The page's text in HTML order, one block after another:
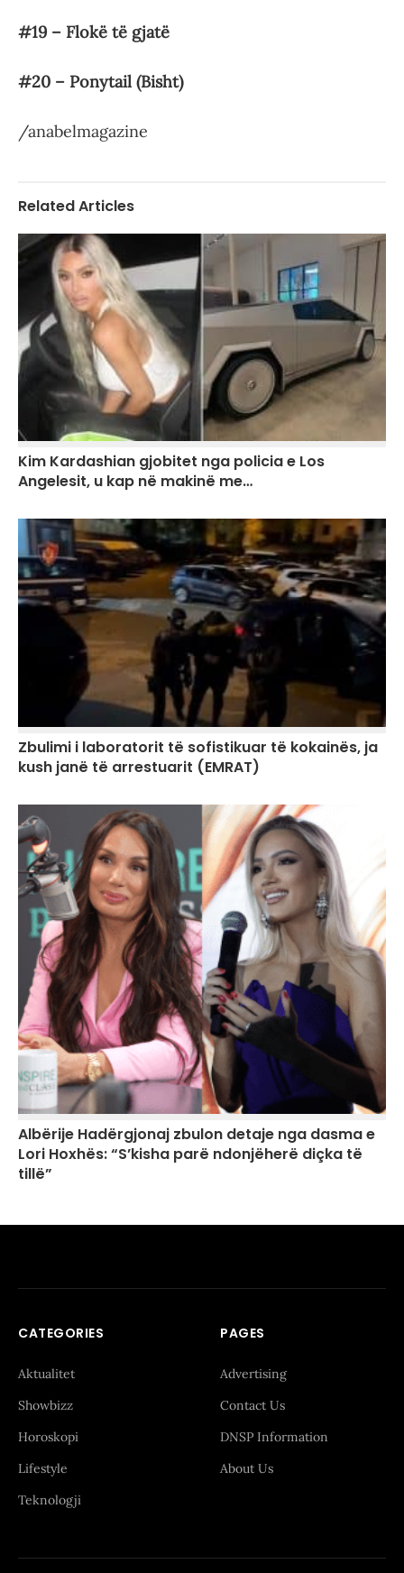
#19 – Flokë të gjatë
#20 – Ponytail (Bisht)
/anabelmagazine
Related Articles
Kim Kardashian gjobitet nga policia e Los
Angelesit, u kap në makinë me…
Zbulimi i laboratorit të sofistikuar të kokainës, ja
kush janë të arrestuarit (EMRAT)
Albërije Hadërgjonaj zbulon detaje nga dasma e
Lori Hoxhës: “S’kisha parë ndonjëherë diçka të
tillë”
CATEGORIES
Aktualitet
Showbizz
Horoskopi
Lifestyle
Teknologji
PAGES
Advertising
Contact Us
DNSP Information
About Us